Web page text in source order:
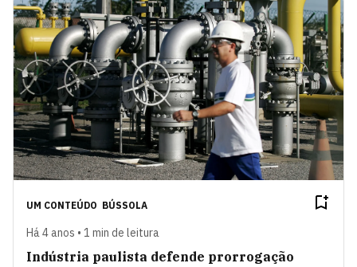
UM CONTEÚDO BÚSSOLA
Há 4 anos • 1 min de leitura
Indústria paulista defende prorrogação